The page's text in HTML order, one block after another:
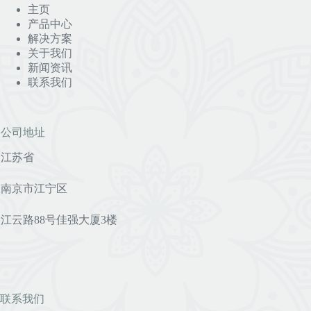
主页
产品中心
解决方案
关于我们
新闻资讯
联系我们
公司地址
江苏省
南京市江宁区
江云路88号佳强大厦3楼
联系我们